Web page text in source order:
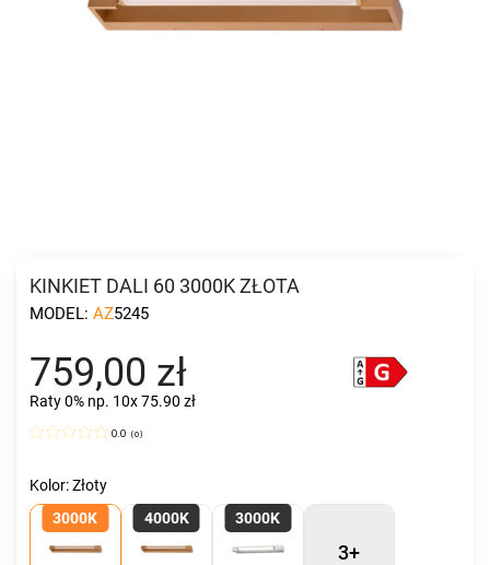
KINKIET DALI 60 3000K ZŁOTA
MODEL: AZ5245
759,00 zł
Raty 0% np. 10x 75.90 zł
0.0 (0)
Kolor: Złoty
3000K
4000K 3000K
3+